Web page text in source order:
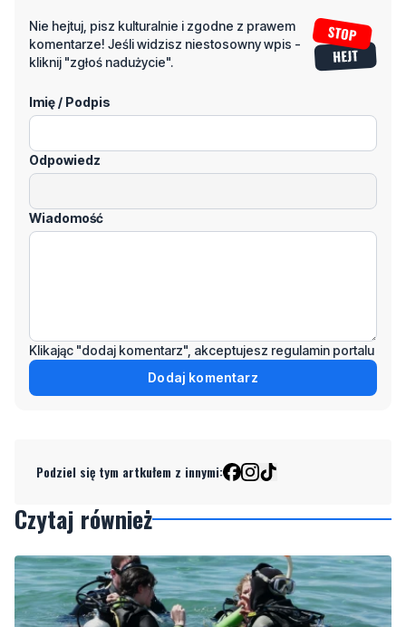
Nie hejtuj, pisz kulturalnie i zgodne z prawem
komentarze! Jeśli widzisz niestosowny wpis -
kliknij "zgłoś nadużycie".
Imię / Podpis
Odpowiedz
Wiadomość
Klikając "dodaj komentarz", akceptujesz regulamin portalu
Dodaj komentarz
Podziel się tym artkułem z innymi:
Czytaj również